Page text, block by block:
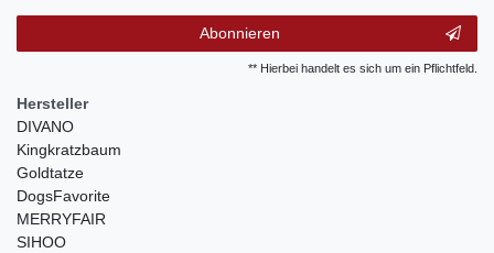
Abonnieren
** Hierbei handelt es sich um ein Pflichtfeld.
Hersteller
DIVANO
Kingkratzbaum
Goldtatze
DogsFavorite
MERRYFAIR
SIHOO